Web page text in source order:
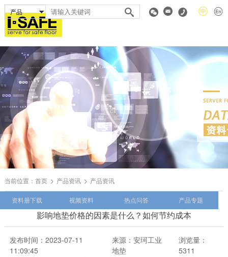
当前位置： 首页 产品资讯 产品资讯
资料册下载 视频资料 热点问答 产品专题
影响地垫价格的因素是什么？如何节约成本
发布时间：2023-07-11
11:09:45
来源：安珂工业
地垫
浏览量：
5311